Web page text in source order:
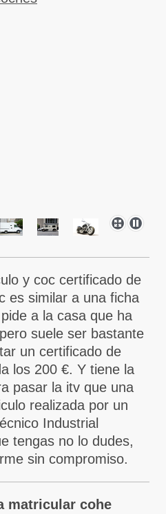
y coc certificado de
es similar a una ficha
a la casa que ha
suele ser bastante
un certificado de
los 200 €. Y tiene la
pasar la itv que una
realizada por un
Industrial
tengas no lo dudes,
sin compromiso.
matricular cohe